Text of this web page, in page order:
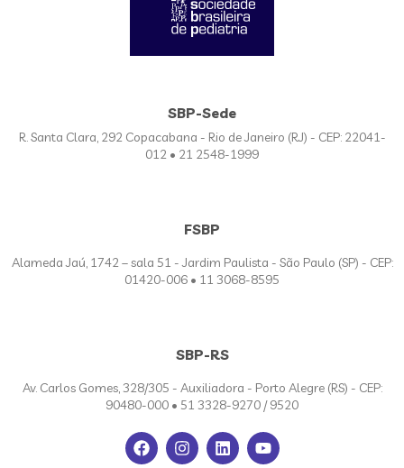
SBP-Sede
R. Santa Clara, 292 Copacabana - Rio de Janeiro (RJ) - CEP: 22041-
012 • 21 2548-1999
FSBP
Alameda Jaú, 1742 – sala 51 - Jardim Paulista - São Paulo (SP) - CEP:
01420-006 • 11 3068-8595
SBP-RS
Av. Carlos Gomes, 328/305 - Auxiliadora - Porto Alegre (RS) - CEP:
90480-000 • 51 3328-9270 / 9520